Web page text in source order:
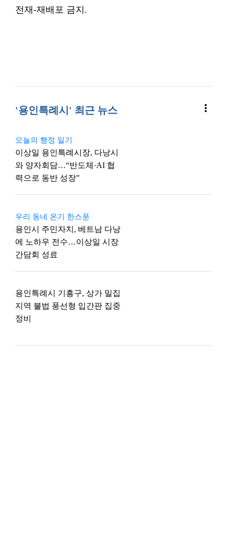
전재-재배포 금지.
'용인특례시' 최근 뉴스 more_vert
오늘의 행정 일기
이상일 용인특례시장, 다낭시
와 양자회담…“반도체·AI 협
력으로 동반 성장”
우리 동네 온기 한스푼
용인시 주민자치, 베트남 다낭
에 노하우 전수…이상일 시장
간담회 성료
용인특례시 기흥구, 상가 밀집
지역 불법 풍선형 입간판 집중
정비